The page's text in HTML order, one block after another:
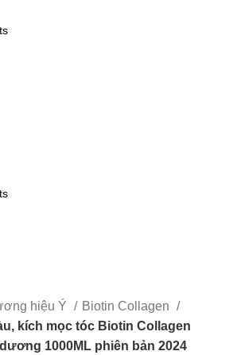
hiệu Ý
Biotin Collagen
kích mọc tóc Biotin Collagen
1000ML phiên bản 2024